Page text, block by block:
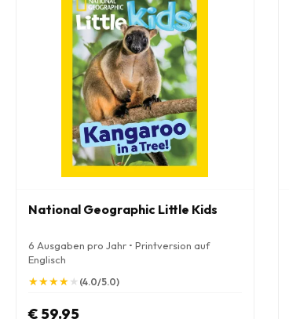
National Geographic Little Kids
6 Ausgaben pro Jahr • Printversion auf
Englisch
★
★★
★★
★★
★★
★ (4.0/5.0)
€ 59.95